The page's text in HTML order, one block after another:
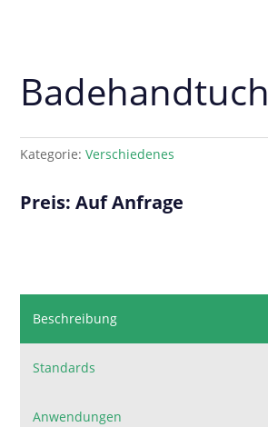
Badehandtuch
Kategorie:Verschiedenes
Preis: Auf Anfrage
Beschreibung
Standards
Anwendungen